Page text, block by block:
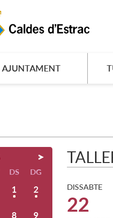
AJUNTAMENT
DS DG
1 2
8 9
DISSABTE
22